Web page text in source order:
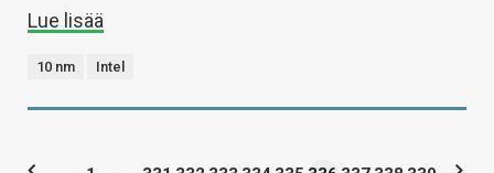
Lue lisää
10 nm Intel